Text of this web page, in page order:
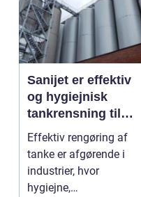
Sanijet er effektiv
og hygiejnisk
tankrensning til
krævende
industrier
Effektiv rengøring af
tanke er afgørende i
industrier, hvor
hygiejne,